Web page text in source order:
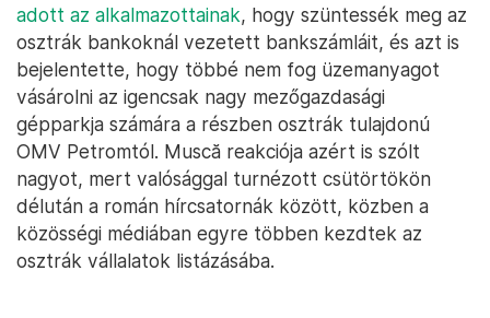
adott az alkalmazottainak, hogy szüntessék meg az
osztrák bankoknál vezetett bankszámláit, és azt is
bejelentette, hogy többé nem fog üzemanyagot
vásárolni az igencsak nagy mezőgazdasági
gépparkja számára a részben osztrák tulajdonú
OMV Petromtól. Muscă reakciója azért is szólt
nagyot, mert valósággal turnézott csütörtökön
délután a román hírcsatornák között, közben a
közösségi médiában egyre többen kezdtek az
osztrák vállalatok listázásába.